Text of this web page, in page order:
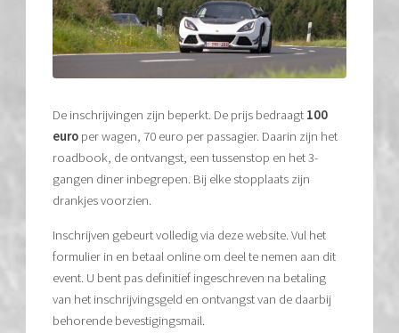
De inschrijvingen zijn beperkt. De prijs bedraagt 100
europer wagen, 70 euro per passagier. Daarin zijn het
roadbook, de ontvangst, een tussenstop en het 3-
gangen diner inbegrepen. Bij elke stopplaats zijn
drankjes voorzien.
Inschrijven gebeurt volledig via deze website. Vul het
formulier in en betaal online om deel te nemen aan dit
event. U bent pas definitief ingeschreven na betaling
van het inschrijvingsgeld en ontvangst van de daarbij
behorende bevestigingsmail.